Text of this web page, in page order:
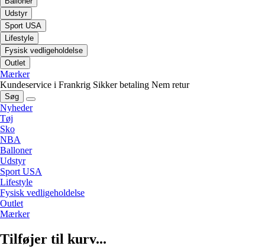
Udstyr
Sport USA
Lifestyle
Fysisk vedligeholdelse
Outlet
Mærker
Kundeservice i Frankrig Sikker betaling Nem retur
Søg
Nyheder
Tøj
Sko
NBA
Balloner
Udstyr
Sport USA
Lifestyle
Fysisk vedligeholdelse
Outlet
Mærker
Tilføjer til kurv...